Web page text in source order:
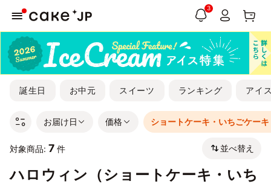
3
誕生日 お中元 スイーツ ランキング アイ
お届け日 価格 ショートケーキ・いちごケーキ
対象商品: 7 件 並べ替え
ハロウィン（ショートケーキ・いち